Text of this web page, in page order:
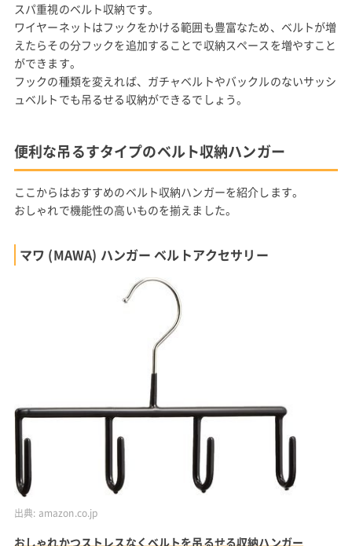
スパ重視のベルト収納です。
ワイヤーネットはフックをかける範囲も豊富なため、ベルトが増
えたらその分フックを追加することで収納スペースを増やすこと
ができます。
フックの種類を変えれば、ガチャベルトやバックルのないサッシ
ュベルトでも吊るせる収納ができるでしょう。
便利な吊るすタイプのベルト収納ハンガー
ここからはおすすめのベルト収納ハンガーを紹介します。
おしゃれで機能性の高いものを揃えました。
マワ (MAWA) ハンガー ベルトアクセサリー
出典: amazon.co.jp
おしゃれかつストレスなくベルトを吊るせる収納ハンガー